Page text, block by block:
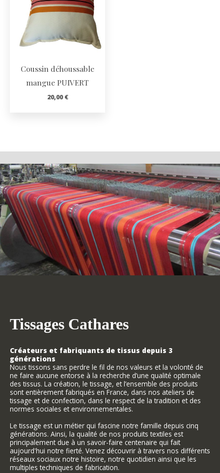
Coussin déhoussable
mangue PUIVERT
20,00€
Tissages Cathares
Créateurs et fabriquants de tissus depuis 3
générations
Nous tissons sans perdre le fil de nos valeurs et la volonté de
ne faire aucune entorse à la recherche d’une qualité optimale
des tissus. La création, le tissage, et l’ensemble des produits
sont entièrement fabriqués en France, dans nos ateliers de
tissage et de confection, dans le respect de la tradition et des
normes sociales et environnementales.
Le tissage est un métier qui fascine notre famille depuis cinq
générations. Ainsi, la qualité de nos produits textiles est
principalement due à un savoir-faire centenaire qui fait
aujourd'hui notre fierté. Venez découvrir à travers nos différents
réseaux sociaux notre histoire, notre quotidien ainsi que les
multiples techniques de fabrication.